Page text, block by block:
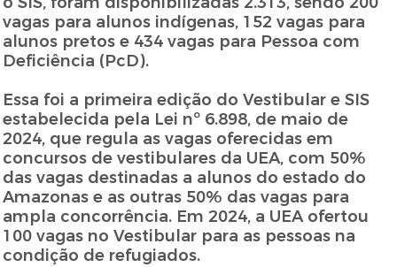
vagas para alunos indígenas, 152 vagas para
alunos pretos e 434 vagas para Pessoa com
Deficiência (PcD).
Essa foi a primeira edição do Vestibular e SIS
estabelecida pela Lei nº 6.898, de maio de
2024, que regula as vagas oferecidas em
concursos de vestibulares da UEA, com 50%
das vagas destinadas a alunos do estado do
Amazonas e as outras 50% das vagas para
ampla concorrência. Em 2024, a UEA ofertou
100 vagas no Vestibular para as pessoas na
condição de refugiados.